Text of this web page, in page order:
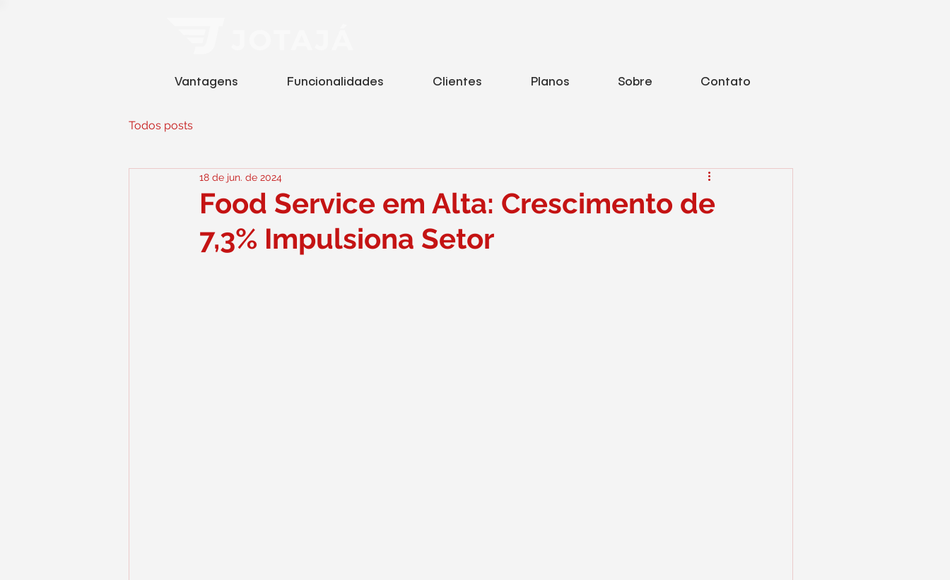
Vantagens Funcionalidades Clientes Planos Sobre Contato
Todos posts
Food Service em Alta: Crescimento de
7,3% Impulsiona Setor
18 de jun. de 2024